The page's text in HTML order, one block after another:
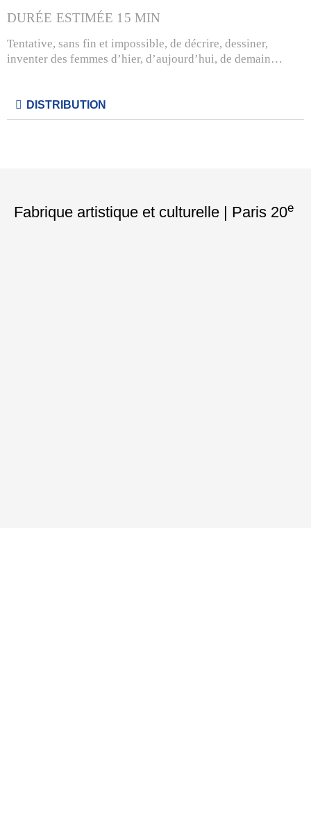
DURÉE ESTIMÉE 15 MIN
Tentative, sans fin et impossible, de décrire, dessiner,
inventer des femmes d’hier, d’aujourd’hui, de demain…
DISTRIBUTION
Fabrique artistique et culturelle | Paris 20e